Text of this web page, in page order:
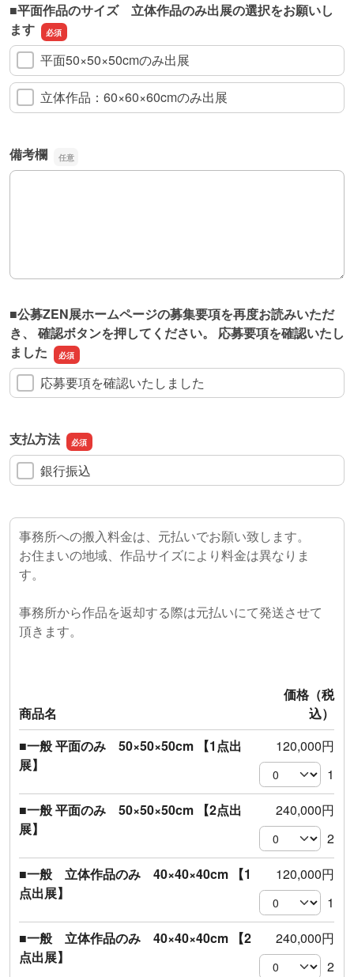
■平面作品のサイズ 立体作品のみ出展の選択をお願いし
ます
平面50×50×50cmのみ出展
立体作品：60×60×60cmのみ出展
備考欄
備考欄
■公募ZEN展ホームページの募集要項を再度お読みいただ
き、 確認ボタンを押してください。 応募要項を確認いたし
ました
応募要項を確認いたしました
支払方法
銀行振込
事務所への搬入料金は、元払いでお願い致します。
お住まいの地域、作品サイズにより料金は異なりま
す。
事務所から作品を返却する際は元払いにて発送させて
頂きます。
商品名
価格（税
込）
■一般 平面のみ 50×50×50cm 【1点出
展】
120,000円
1
■一般 平面のみ 50×50×50cm 【2点出
展】
240,000円
2
■一般 立体作品のみ 40×40×40cm 【1
点出展】
120,000円
1
■一般 立体作品のみ 40×40×40cm 【2
点出展】
240,000円
2